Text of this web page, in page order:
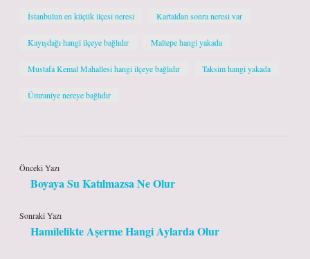
İstanbulun en küçük ilçesi neresi Kartaldan sonra neresi var
Kayışdağı hangi ilçeye bağlıdır Maltepe hangi yakada
Mustafa Kemal Mahallesi hangi ilçeye bağlıdır Taksim hangi yakada
Ümraniye nereye bağlıdır
Önceki Yazı
Boyaya Su Katılmazsa Ne Olur
Sonraki Yazı
Hamilelikte Aşerme Hangi Aylarda Olur